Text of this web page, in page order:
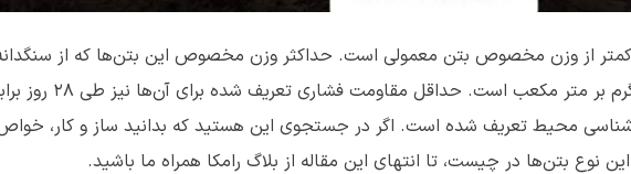
از وزن مخصوص بتن معمولی است. حداکثر وزن مخصوص این بتن‌ها که از
محیط تعریف شده است. اگر در جستجوی این هستید که بدانید ساز و کار، خواص
نوع بتن‌ها در چیست، تا انتهای این مقاله از بلاگ رامکا همراه ما باشید.